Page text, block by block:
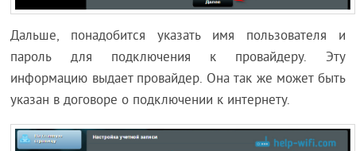
Дальше, понадобится указать имя пользователя и
пароль для подключения к провайдеру. Эту
информацию выдает провайдер. Она так же может быть
указан в договоре о подключении к интернету.